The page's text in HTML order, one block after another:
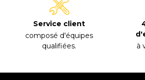
Service client
composé d'équipes
qualifiées.
à